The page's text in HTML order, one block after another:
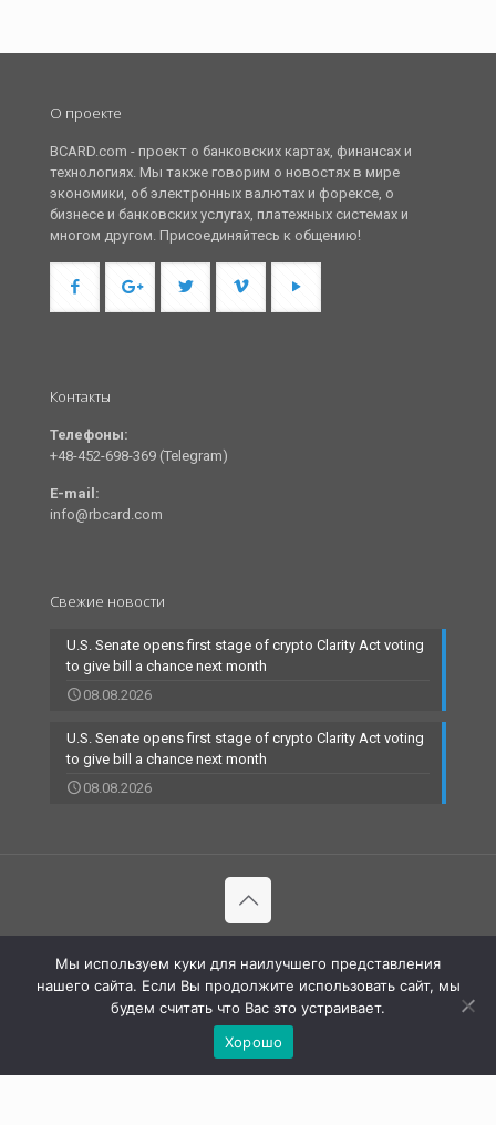
О проекте
BCARD.com - проект о банковских картах, финансах и
технологиях. Мы также говорим о новостях в мире
экономики, об электронных валютах и форексе, о
бизнесе и банковских услугах, платежных системах и
многом другом. Присоединяйтесь к общению!
Контакты
Телефоны:
+48-452-698-369 (Telegram)
E-mail:
info@rbcard.com
Свежие новости
U.S. Senate opens first stage of crypto Clarity Act voting
to give bill a chance next month
08.08.2026
U.S. Senate opens first stage of crypto Clarity Act voting
to give bill a chance next month
08.08.2026
технологии | All Rights Reserved |
Мы используем куки для наилучшего представления
нашего сайта. Если Вы продолжите использовать сайт, мы
будем считать что Вас это устраивает.
Хорошо